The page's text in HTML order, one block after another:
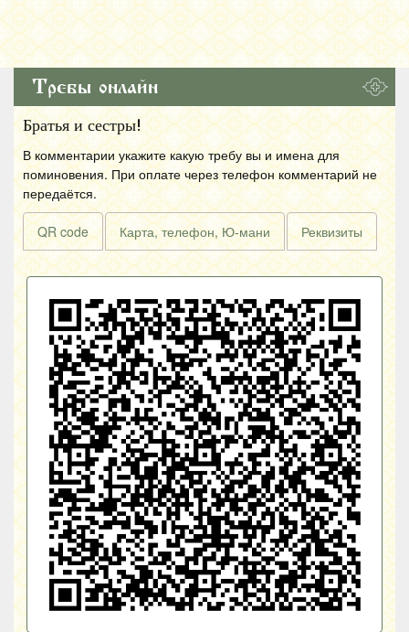
Требы онлайн
Братья и сестры!
В комментарии укажите какую требу вы и имена для
поминовения. При оплате через телефон комментарий не
передаётся.
QR code Карта, телефон, Ю-мани Реквизиты